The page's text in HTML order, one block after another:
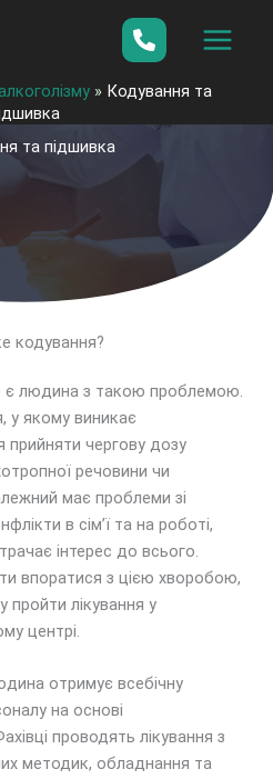
» Кодування та
та підшивка
кодування?
є людина з такою проблемою.
у якому виникає
чергову дозу
речовини чи
має проблеми зі
в сім’ї та на роботі,
інтерес до всього.
впоратися з цією хворобою,
лікування у
центрі.
отримує всебічну
на основі
проводять лікування з
методик, обладнання та